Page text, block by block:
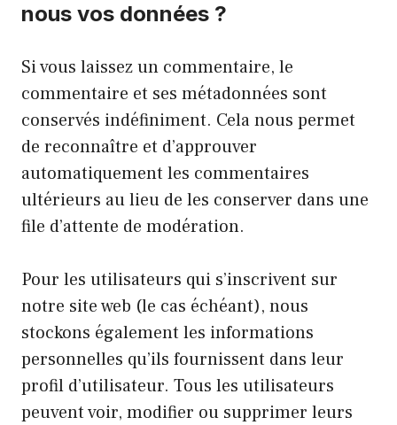
nous vos données ?
Si vous laissez un commentaire, le
commentaire et ses métadonnées sont
conservés indéfiniment. Cela nous permet
de reconnaître et d’approuver
automatiquement les commentaires
ultérieurs au lieu de les conserver dans une
file d’attente de modération.
Pour les utilisateurs qui s’inscrivent sur
notre site web (le cas échéant), nous
stockons également les informations
personnelles qu’ils fournissent dans leur
profil d’utilisateur. Tous les utilisateurs
peuvent voir, modifier ou supprimer leurs